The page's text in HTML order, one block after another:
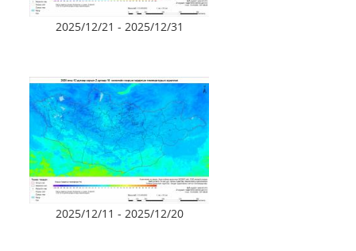
2025/12/21 - 2025/12/31
2025/12/11 - 2025/12/20